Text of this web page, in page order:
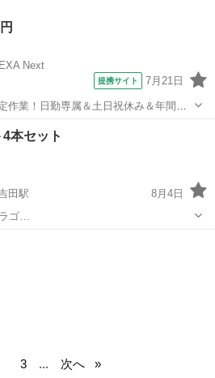
Next
提携サイト 7月21日
作業！日勤専属＆土日祝休み＆年間休
★マイカー通勤OK＆無料駐車場あり
り！《茨城県常陸大宮市》 人気の
...
その他
本セット
田駅
8月4日
ゴ…
3 ... 次へ